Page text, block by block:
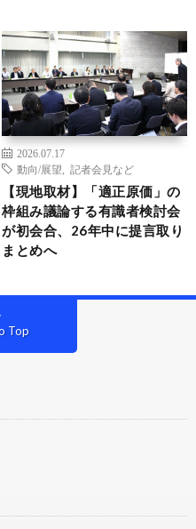
2026.07.17
動向/展望
記者会見など
【現地取材】「適正原価」の
枠組み議論する有識者検討会
が初会合、26年中に提言取り
まとめへ
Top